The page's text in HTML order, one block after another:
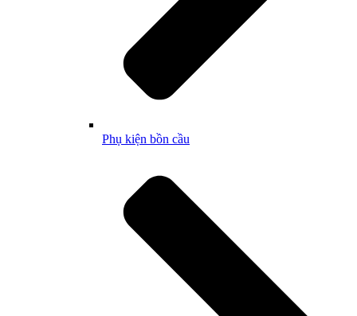
Phụ kiện bồn cầu